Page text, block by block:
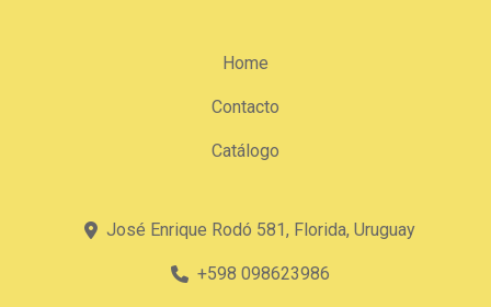
Home
Contacto
Catálogo
José Enrique Rodó 581, Florida, Uruguay
+598 098623986